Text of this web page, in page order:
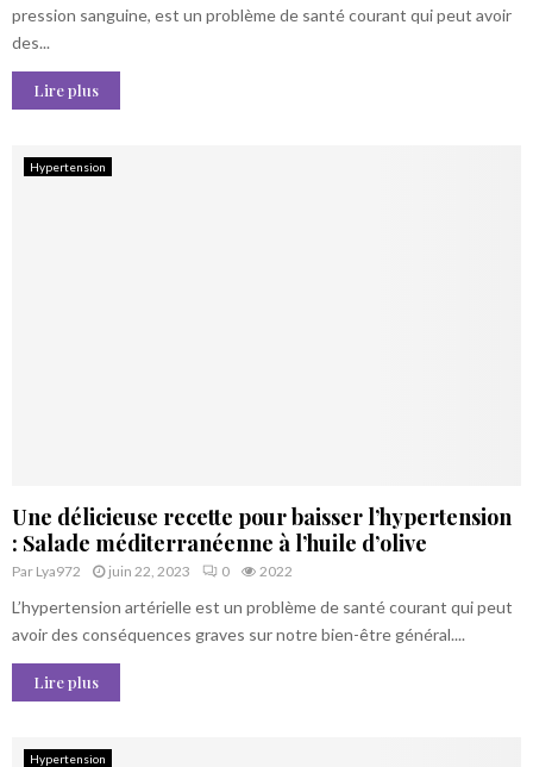
pression sanguine, est un problème de santé courant qui peut avoir
des...
Lire plus
Hypertension
Une délicieuse recette pour baisser l’hypertension
: Salade méditerranéenne à l’huile d’olive
Par Lya972 juin 22, 2023 0 2022
L’hypertension artérielle est un problème de santé courant qui peut
avoir des conséquences graves sur notre bien-être général....
Lire plus
Hypertension